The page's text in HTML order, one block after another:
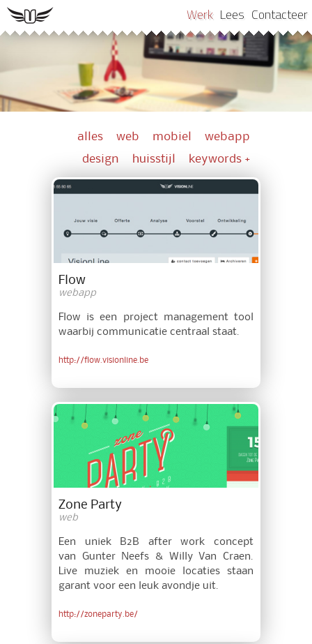
Werk Lees Contacteer
alles web mobiel
webapp
design
huisstijl keywords +
Flow
webapp
Flow is een project management tool
waarbij communicatie centraal staat.
http://flow.visionline.be
Zone Party
web
Een uniek B2B after work concept
van Gunter Neefs & Willy Van Craen.
Live muziek en mooie locaties staan
garant voor een leuk avondje uit.
http://zoneparty.be/